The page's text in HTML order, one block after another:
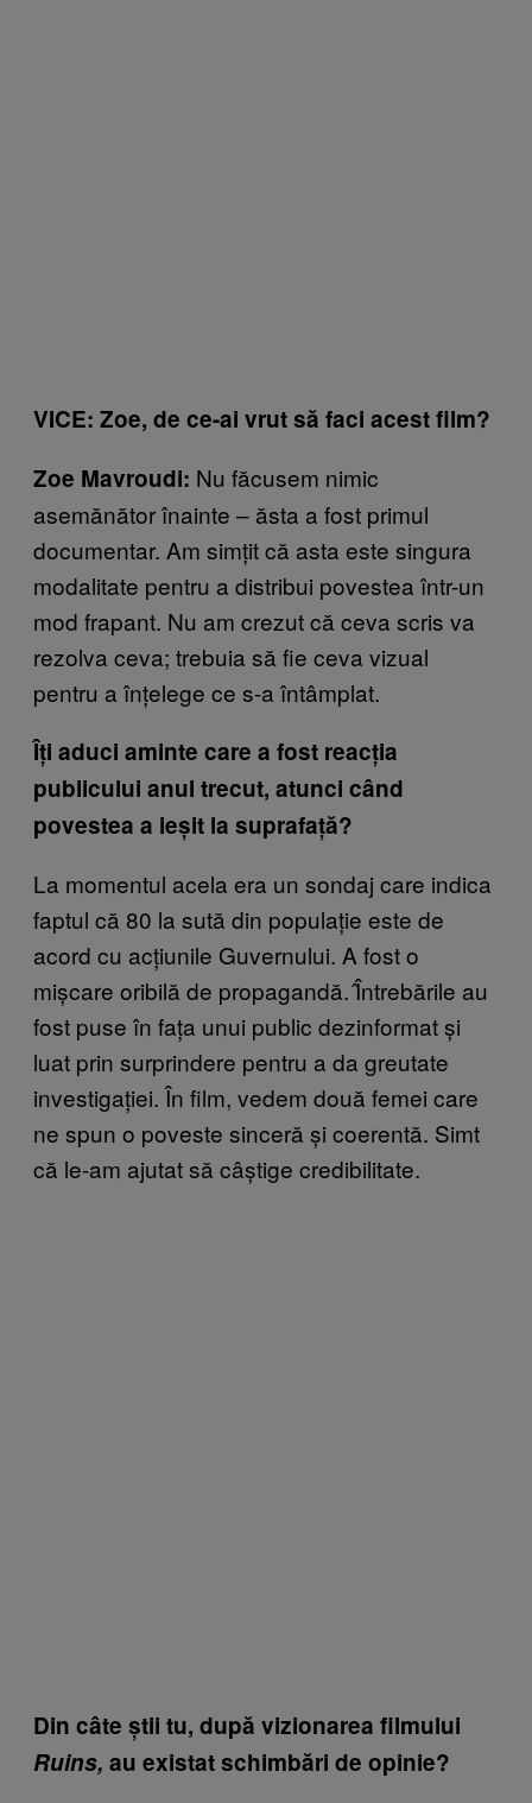
VICE: Zoe, de ce-ai vrut să faci acest film?
Zoe Mavroudi: Nu făcusem nimic
asemănător înainte – ăsta a fost primul
documentar. Am simțit că asta este singura
modalitate pentru a distribui povestea într-un
mod frapant. Nu am crezut că ceva scris va
rezolva ceva; trebuia să fie ceva vizual
pentru a înțelege ce s-a întâmplat.
Îți aduci aminte care a fost reacția
publicului anul trecut, atunci când
povestea a ieșit la suprafață?
La momentul acela era un sondaj care indica
faptul că 80 la sută din populație este de
acord cu acțiunile Guvernului. A fost o
mișcare oribilă de propagandă. Î̂ntrebările au
fost puse în fața unui public dezinformat și
luat prin surprindere pentru a da greutate
investigației. În film, vedem două femei care
ne spun o poveste sinceră și coerentă. Simt
că le-am ajutat să câștige credibilitate.
Din câte știi tu, după vizionarea filmului
Ruins, au existat schimbări de opinie?